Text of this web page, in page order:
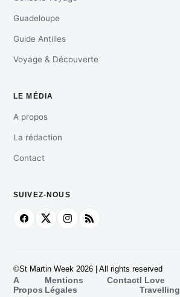
Guadeloupe
Guide Antilles
Voyage & Découverte
LE MÉDIA
A propos
La rédaction
Contact
SUIVEZ-NOUS
©St Martin Week 2026 | All rights reserved
A
Propos
Mentions
Légales
ContactI Love
Travelling